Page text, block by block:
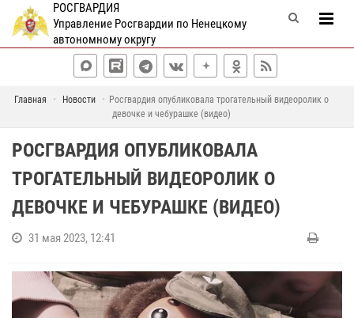
РОСГВАРДИЯ
Управление Росгвардии по Ненецкому
автономному округу
Главная Новости
Росгвардия опубликовала трогательный видеоролик о
девочке и чебурашке (видео)
РОСГВАРДИЯ ОПУБЛИКОВАЛА
ТРОГАТЕЛЬНЫЙ ВИДЕОРОЛИК О
ДЕВОЧКЕ И ЧЕБУРАШКЕ (ВИДЕО)
31 мая 2023, 12:41